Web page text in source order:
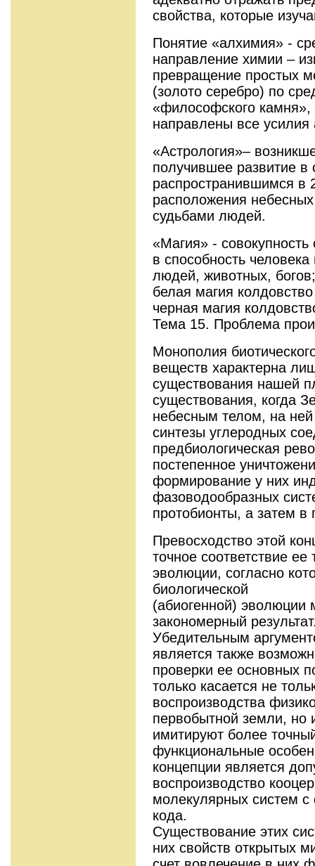
свойства, которые
Понятие «алхимия» -
направление химии –
превращение простых
(золото серебро) по
«философского камня»,
направлены все усилия
«Астрология»–
получившее развитие в
распространившимся в
расположения
судьбами людей.
«Магия» -
в способность
людей, животных,
белая магия
черная магия
Тема 15. Проблема
Монополия
веществ характерна
существования нашей
существования, когда
небесным телом, на
синтезы углеродных
предбиологическая
постепенное
формирование у них
фазоводообразных
протобионты, а затем
Превосходство этой
точное соответствие
эволюции, согласно
биологической
(абиогенной) эволюции
закономерный
Убедительным
является также
проверки ее основных
только касается не
воспроизводства
первобытной земли, но
имитируют более
функциональные
концепции является
воспроизводство
молекулярных систем с
кода.
Существование этих
них свойств открытых